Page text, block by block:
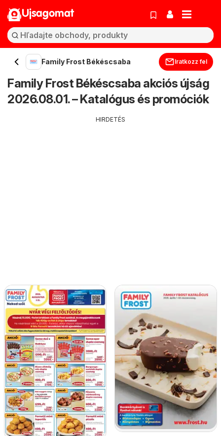
Ujsagomat
Family Frost Békéscsaba Iratkozz fel
Family Frost Békéscsaba akciós újság
2026.08.01. – Katalógus és promóciók
HIRDETÉS